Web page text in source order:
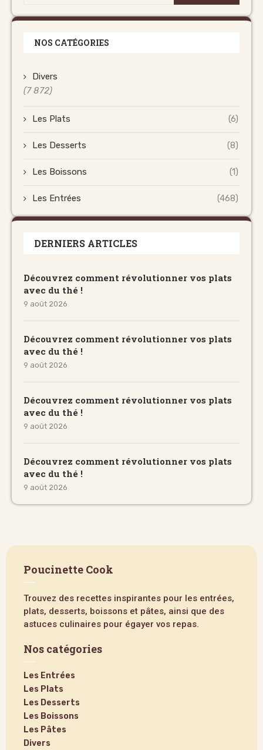
NOS CATÉGORIES
Divers
(7 872)
Les Plats (6)
Les Desserts (8)
Les Boissons (1)
Les Entrées (468)
DERNIERS ARTICLES
Découvrez comment révolutionner vos plats
avec du thé !
9 août 2026
Découvrez comment révolutionner vos plats
avec du thé !
9 août 2026
Découvrez comment révolutionner vos plats
avec du thé !
9 août 2026
Découvrez comment révolutionner vos plats
avec du thé !
9 août 2026
Poucinette Cook
Trouvez des recettes inspirantes pour les entrées,
plats, desserts, boissons et pâtes, ainsi que des
astuces culinaires pour égayer vos repas.
Nos catégories
Les Entrées
Les Plats
Les Desserts
Les Boissons
Les Pâtes
Divers